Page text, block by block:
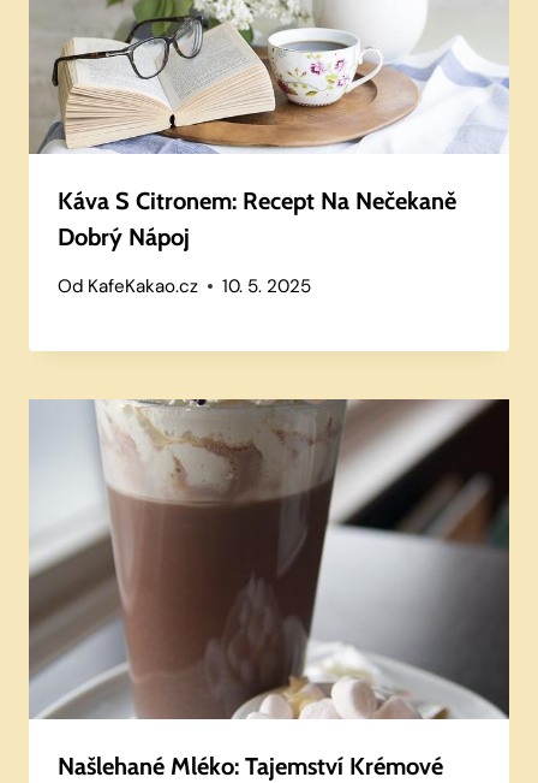
Káva S Citronem: Recept Na Nečekaně
Dobrý Nápoj
Od KafeKakao.cz 10. 5. 2025
Našlehané Mléko: Tajemství Krémové